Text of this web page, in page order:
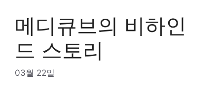
메디큐브의 비하인
드 스토리
03월 22일